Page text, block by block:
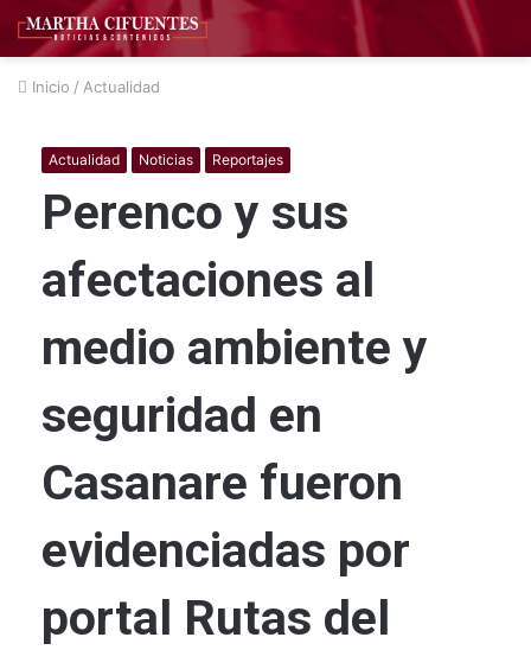
Inicio / Actualidad
Actualidad Noticias Reportajes
Perenco y sus
afectaciones al
medio ambiente y
seguridad en
Casanare fueron
evidenciadas por
portal Rutas del